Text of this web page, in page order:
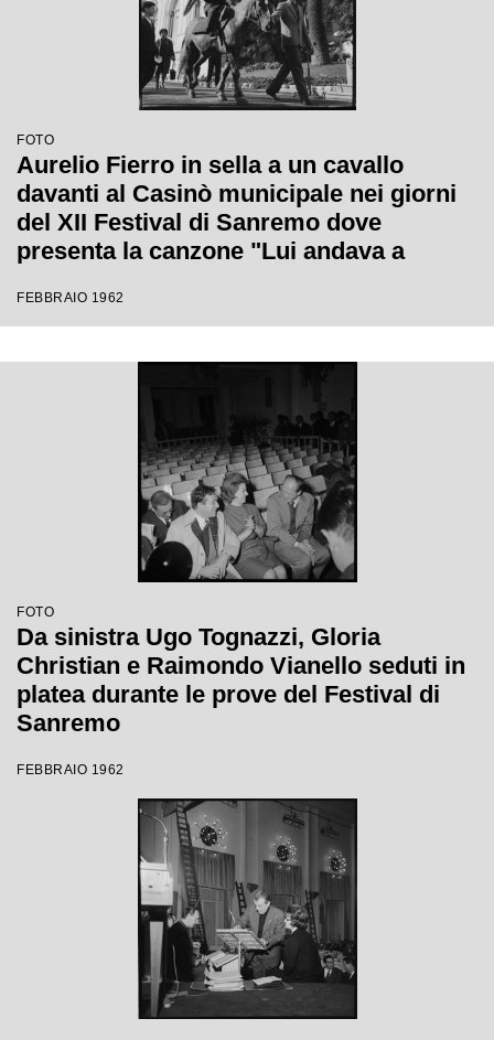
FOTO
Aurelio Fierro in sella a un cavallo
davanti al Casinò municipale nei giorni
del XII Festival di Sanremo dove
presenta la canzone "Lui andava a
FEBBRAIO 1962
FOTO
Da sinistra Ugo Tognazzi, Gloria
Christian e Raimondo Vianello seduti in
platea durante le prove del Festival di
Sanremo
FEBBRAIO 1962